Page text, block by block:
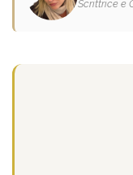
Scrittrice e